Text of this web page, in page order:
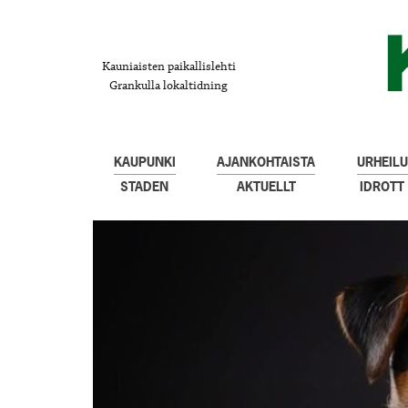
Kauniaisten paikallislehti
Grankulla lokaltidning
KAUPUNKI
STADEN
AJANKOHTAISTA
AKTUELLT
URHEILU
IDROTT